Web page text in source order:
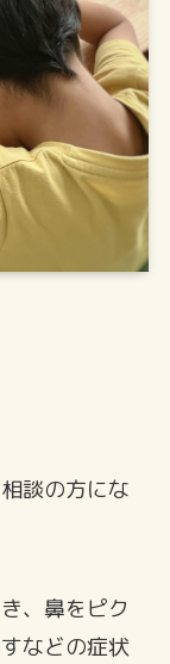
談の方にな
、鼻をピク
などの症状